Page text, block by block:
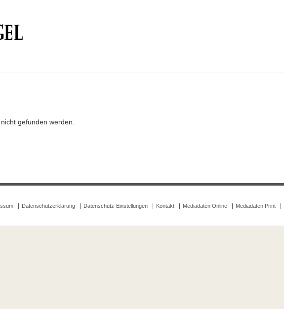
gefunden werden.
Datenschutzerklärung Datenschutz-Einstellungen Kontakt Mediadaten Online Mediadaten Print